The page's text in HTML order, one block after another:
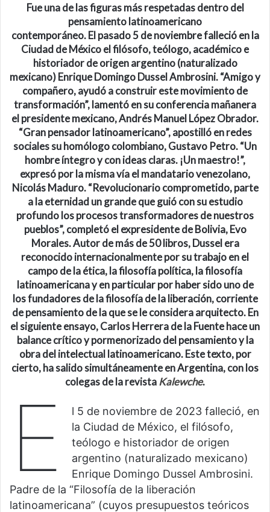
Fue una de las figuras más respetadas dentro del
pensamiento latinoamericano
contemporáneo. El pasado 5 de noviembre falleció en la
Ciudad de México el filósofo, teólogo, académico e
historiador de origen argentino (naturalizado
mexicano) Enrique Domingo Dussel Ambrosini. “Amigo y
compañero, ayudó a construir este movimiento de
transformación”, lamentó en su conferencia mañanera
el presidente mexicano, Andrés Manuel López Obrador.
“Gran pensador latinoamericano”, apostilló en redes
sociales su homólogo colombiano, Gustavo Petro. “Un
hombre íntegro y con ideas claras. ¡Un maestro!”,
expresó por la misma vía el mandatario venezolano,
Nicolás Maduro. “Revolucionario comprometido, parte
a la eternidad un grande que guió con su estudio
profundo los procesos transformadores de nuestros
pueblos”, completó el expresidente de Bolivia, Evo
Morales. Autor de más de 50 libros, Dussel era
reconocido internacionalmente por su trabajo en el
campo de la ética, la filosofía política, la filosofía
latinoamericana y en particular por haber sido uno de
los fundadores de la filosofía de la liberación, corriente
de pensamiento de la que se le considera arquitecto. En
el siguiente ensayo, Carlos Herrera de la Fuente hace un
balance crítico y pormenorizado del pensamiento y la
obra del intelectual latinoamericano. Este texto, por
cierto, ha salido simultáneamente en Argentina, con los
colegas de la revista Kalewche.
E
l 5 de noviembre de 2023 falleció, en
la Ciudad de México, el filósofo,
teólogo e historiador de origen
argentino (naturalizado mexicano)
Enrique Domingo Dussel Ambrosini.
Padre de la “Filosofía de la liberación
latinoamericana” (cuyos presupuestos teóricos